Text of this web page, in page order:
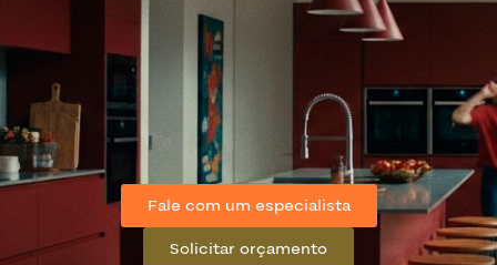
Fale com um especialista
Solicitar orçamento